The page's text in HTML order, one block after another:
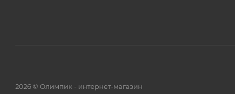
2026 © Олимпик - интернет-магазин